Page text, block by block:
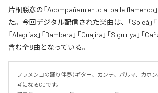
片桐勝彦の「Acompañamiento al baile flamenco
た。今回デジタル配信された楽曲は、「Soleá」「
「Alegrías」「Bambera」「Guajira」「Siguiriya」「
含む全8曲となっている。
フラメンコの踊り伴奏（ギター、カンテ、パルマ、カホ
考になるCDです。